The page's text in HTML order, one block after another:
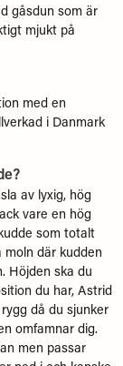
gåsdun som är
mjukt på
med en
i Danmark
av lyxig, hög
vare en hög
som totalt
där kudden
Höjden ska du
du har, Astrid
då du sjunker
omfamnar dig.
men passar